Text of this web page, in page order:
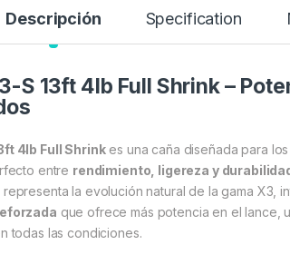
Descripción Specification
S 13ft 4lb Full Shrink –
4lb Full Shrinkes una caña diseñada para
entre rendimiento, ligereza y
representa la evolución natural de la gama X3,
que ofrece más potencia en el lance,
todas las condiciones.